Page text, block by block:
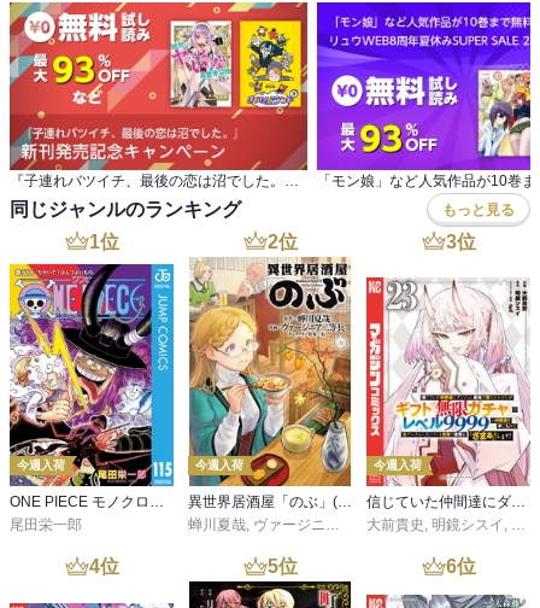
同じジャンルのランキング もっと見る
1位
今週入荷
ONE PIECE モノクロ版 115
尾田栄一郎
2位
今週入荷
異世界居酒屋「のぶ」(22)
蝉川夏哉, ヴァージニア二等兵 ,転
3位
今週入荷
信じていた仲間達にダンジョン奥地で殺されかけたがギフト『無限ガチャ』でレベル９９９９の仲間達を手に入れて元パーティーメンバーと世界に復讐＆『ざまぁ！』します！（２３）
大前貴史 , 明鏡シスイ , ｔ
4位 5位 6位